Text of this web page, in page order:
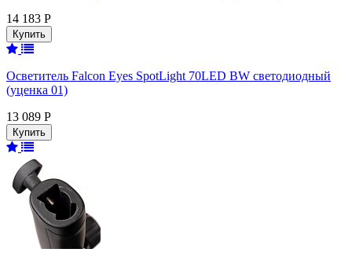
14 183 Р
Осветитель Falcon Eyes SpotLight 70LED BW светодиодный
(уценка 01)
13 089 Р